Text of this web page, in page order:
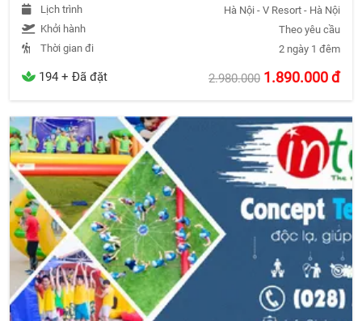
Lịch trình
Hà Nội - V Resort - Hà Nội
Khởi hành
Theo yêu cầu
Thời gian đi
2 ngày 1 đêm
194 + Đã đặt 2.980.000 1.890.000đ